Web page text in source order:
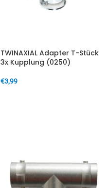
TWINAXIAL Adapter T-Stück
3x Kupplung (0250)
€3,99